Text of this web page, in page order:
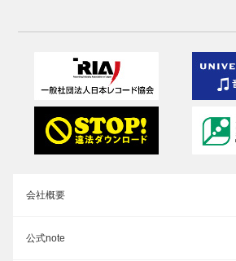
会社概要
公式note